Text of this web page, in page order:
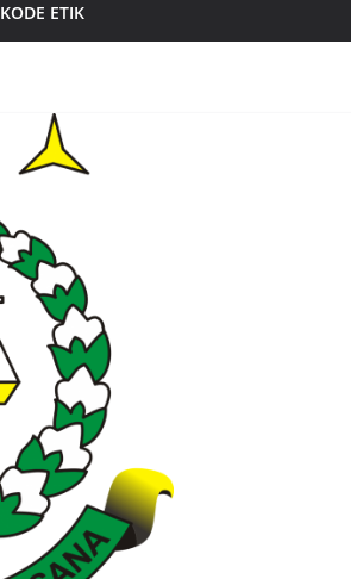
KODE ETIK